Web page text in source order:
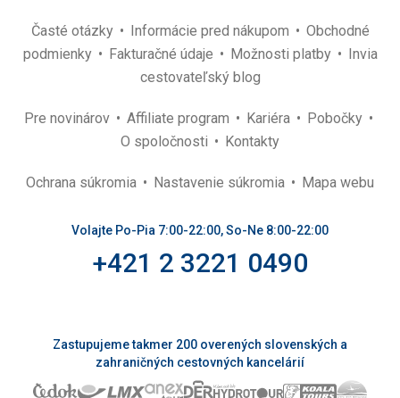
Časté otázky Informácie pred nákupom
Obchodné
podmienky
Fakturačné údaje Možnosti platby
Invia
cestovateľský blog
Pre novinárov Affiliate program Kariéra
Pobočky
O spoločnosti
Kontakty
Ochrana súkromia Nastavenie súkromia Mapa webu
Volajte Po-Pia 7:00-22:00, So-Ne 8:00-22:00
+421 2 3221 0490
Zastupujeme takmer 200 overených slovenských a
zahraničných cestovných kancelárií